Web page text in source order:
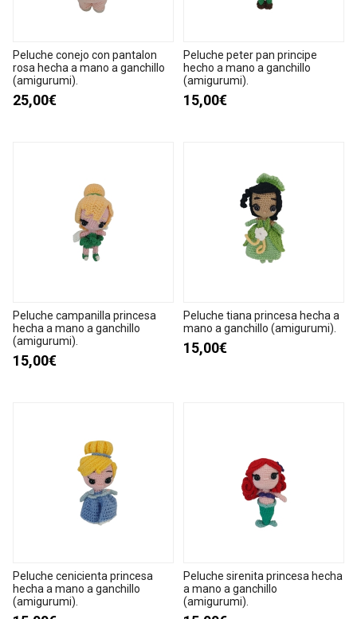
Peluche conejo con pantalon
rosa hecha a mano a ganchillo
(amigurumi).
25,00€
Peluche peter pan principe
hecho a mano a ganchillo
(amigurumi).
15,00€
Peluche campanilla princesa
hecha a mano a ganchillo
(amigurumi).
15,00€
Peluche tiana princesa hecha a
mano a ganchillo (amigurumi).
15,00€
Peluche cenicienta princesa
hecha a mano a ganchillo
(amigurumi).
Peluche sirenita princesa hecha
a mano a ganchillo
(amigurumi).